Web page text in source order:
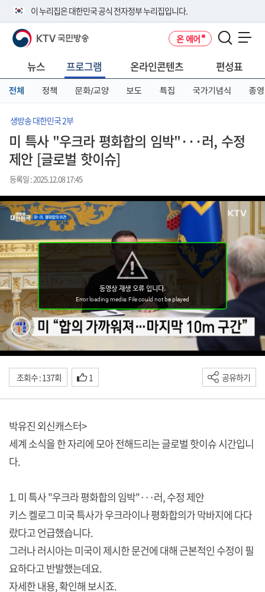
이 누리집은 대한민국 공식 전자정부 누리집입니다.
공식 누리집 주소 확인하기
니다.
이밖에 or.kr 또는 .kr등 다른 도메인 주소를 사용하고 있다면 아래 URL에
서 도메인 주소를 확인해 보세요
KTV 국민방송 온 에어
뉴스 프로그램 온라인콘텐츠 편성표
전체 정책 문화/교양 보도 특집 국가기념식 종영
생방송 대한민국 2부
미 특사 "우크라 평화합의 임박"···러, 수정
제안 [글로벌 핫이슈]
등록일 : 2025.12.08 17:45
조회수 : 137회 1 공유하기
박유진 외신캐스터>
세계 소식을 한 자리에 모아 전해드리는 글로벌 핫이슈 시간입니
다.
1. 미 특사 "우크라 평화합의 임박"···러, 수정 제안
키스 켈로그 미국 특사가 우크라이나 평화합의가 막바지에 다다
랐다고 언급했습니다.
그러나 러시아는 미국이 제시한 문건에 대해 근본적인 수정이 필
요하다고 반발했는데요.
자세한 내용, 확인해 보시죠.